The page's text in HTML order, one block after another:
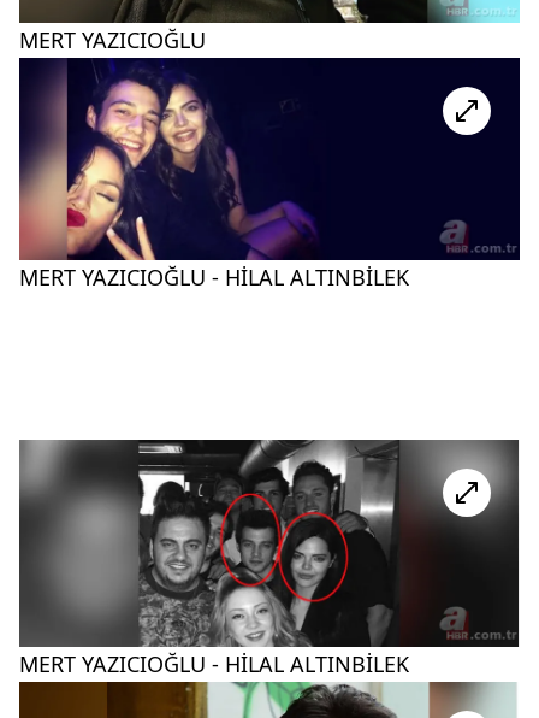
MERT YAZICIOĞLU
MERT YAZICIOĞLU - HİLAL ALTINBİLEK
MERT YAZICIOĞLU - HİLAL ALTINBİLEK